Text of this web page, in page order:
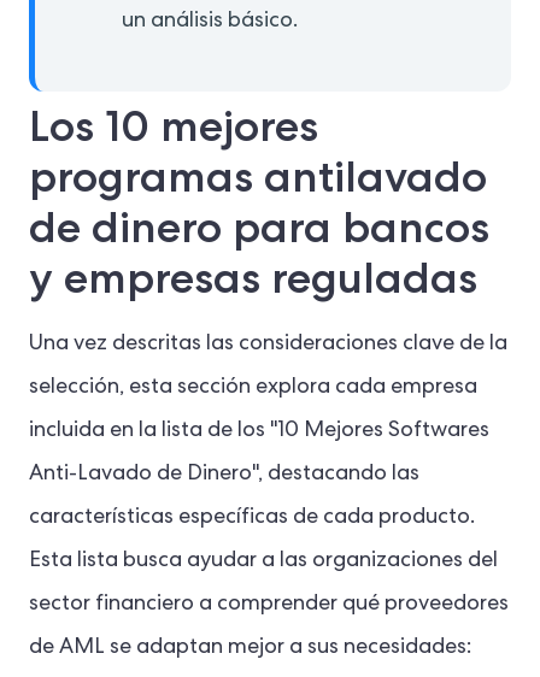
un análisis básico.
Los 10 mejores
programas antilavado
de dinero para bancos
y empresas reguladas
Una vez descritas las consideraciones clave de la
selección, esta sección explora cada empresa
incluida en la lista de los "10 Mejores Softwares
Anti-Lavado de Dinero", destacando las
características específicas de cada producto.
Esta lista busca ayudar a las organizaciones del
sector financiero a comprender qué proveedores
de AML se adaptan mejor a sus necesidades: